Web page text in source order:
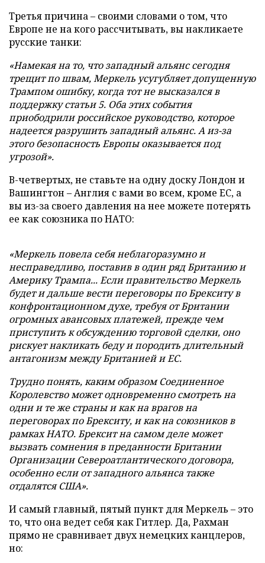
Третья причина – своими словами о том, что
Европе не на кого рассчитывать, вы накликаете
русские танки:
«Намекая на то, что западный альянс сегодня
трещит по швам, Меркель усугубляет допущенную
Трампом ошибку, когда тот не высказался в
поддержку статьи 5. Оба этих события
приободрили российское руководство, которое
надеется разрушить западный альянс. А из-за
этого безопасность Европы оказывается под
угрозой».
В-четвертых, не ставьте на одну доску Лондон и
Вашингтон – Англия с вами во всем, кроме ЕС, а
вы из-за своего давления на нее можете потерять
ее как союзника по НАТО:
«Меркель повела себя неблагоразумно и
несправедливо, поставив в один ряд Британию и
Америку Трампа... Если правительство Меркель
будет и дальше вести переговоры по Брекситу в
конфронтационном духе, требуя от Британии
огромных авансовых платежей, прежде чем
приступить к обсуждению торговой сделки, оно
рискует накликать беду и породить длительный
антагонизм между Британией и ЕС.
Трудно понять, каким образом Соединенное
Королевство может одновременно смотреть на
одни и те же страны и как на врагов на
переговорах по Брекситу, и как на союзников в
рамках НАТО. Брексит на самом деле может
вызвать сомнения в преданности Британии
Организации Североатлантического договора,
особенно если от западного альянса также
отдалятся США».
И самый главный, пятый пункт для Меркель – это
то, что она ведет себя как Гитлер. Да, Рахман
прямо не сравнивает двух немецких канцлеров,
но: